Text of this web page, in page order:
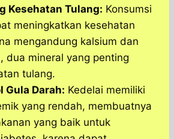
Kesehatan Tulang: Konsumsi
meningkatkan kesehatan
mengandung kalsium dan
dua mineral yang penting
tulang.
Gula Darah: Kedelai memiliki
yang rendah, membuatnya
yang baik untuk